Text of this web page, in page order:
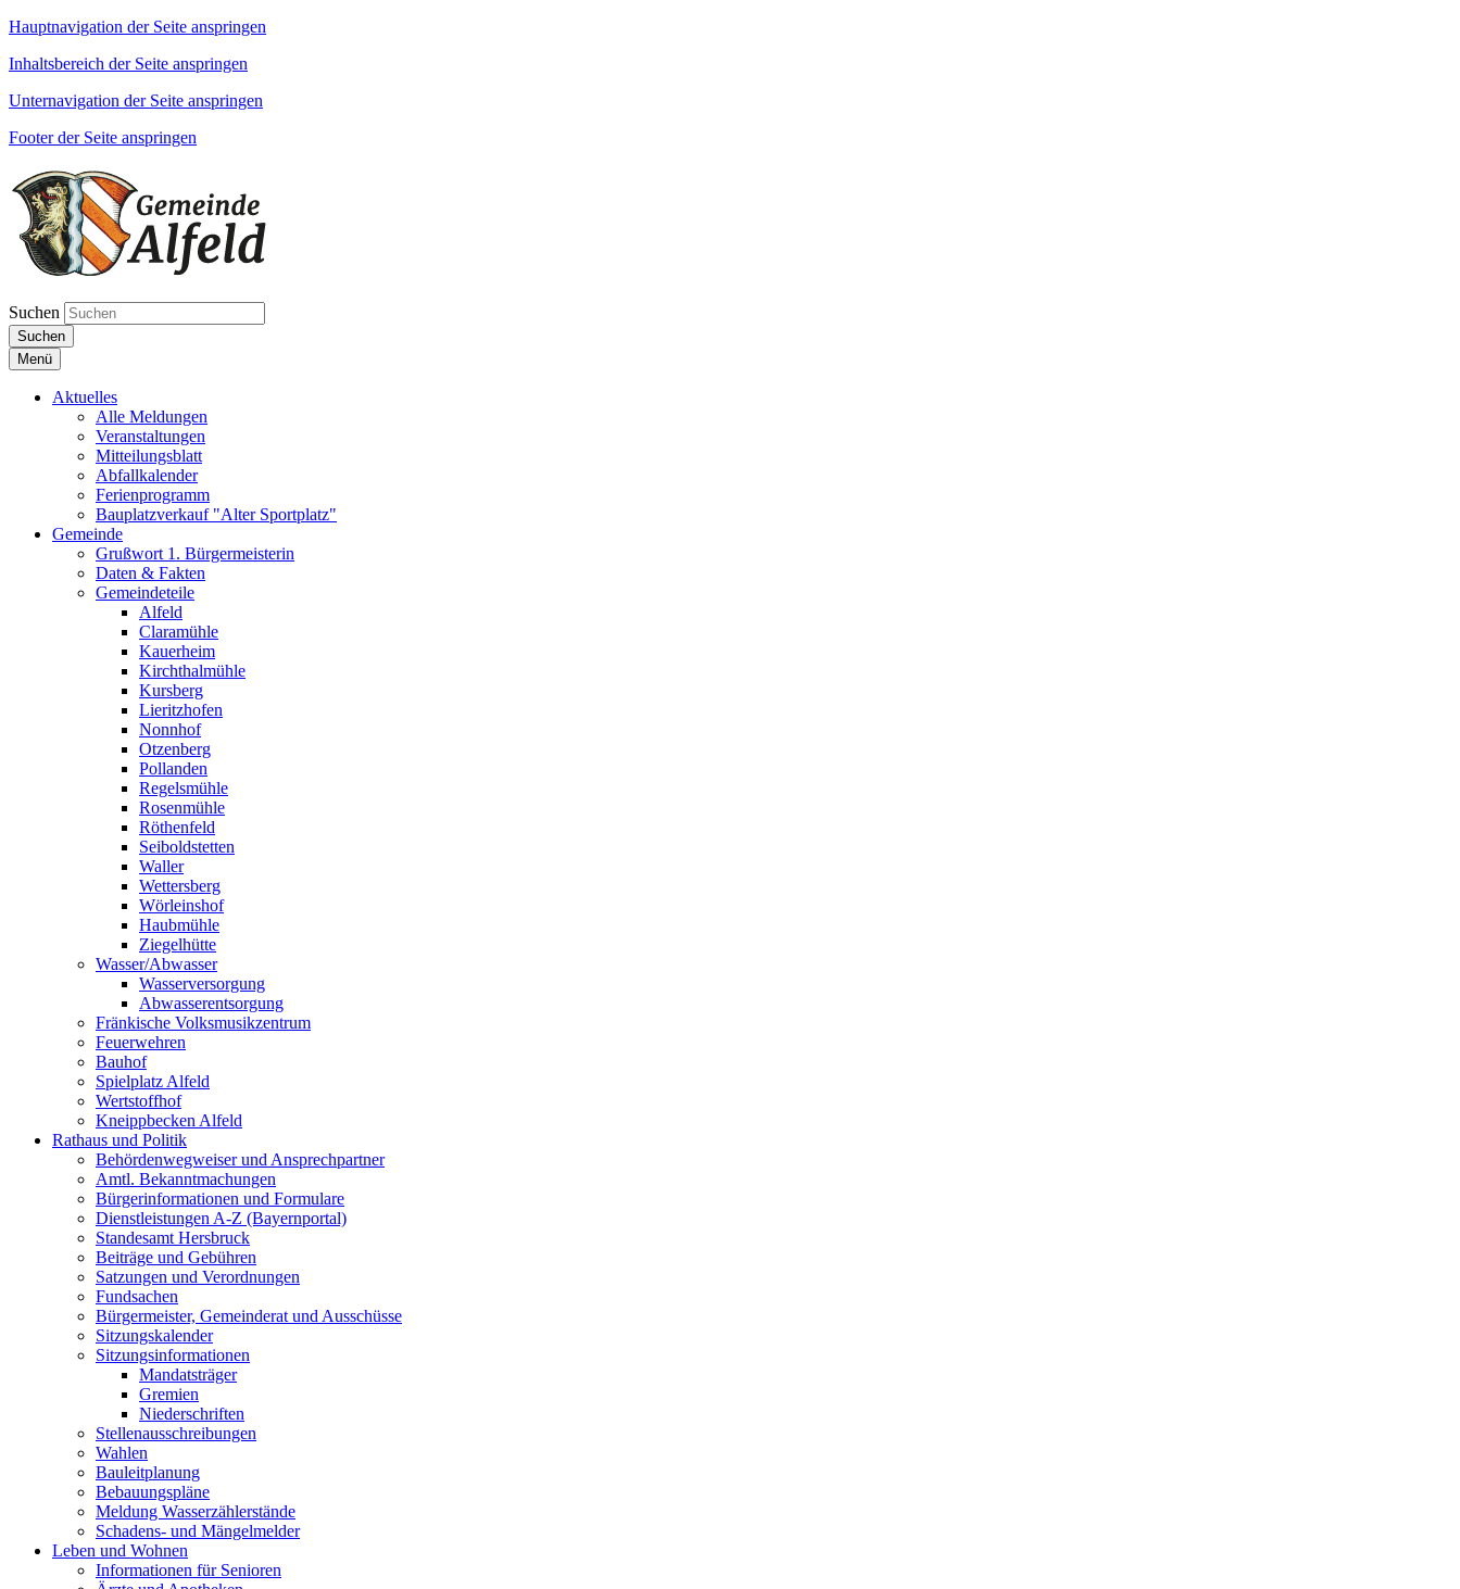
Hauptnavigation der Seite anspringen
Inhaltsbereich der Seite anspringen
Unternavigation der Seite anspringen
Footer der Seite anspringen
Suchen
Suchen
Menü
Aktuelles
Alle Meldungen
Veranstaltungen
Mitteilungsblatt
Abfallkalender
Ferienprogramm
Bauplatzverkauf "Alter Sportplatz"
Gemeinde
Grußwort 1. Bürgermeisterin
Daten & Fakten
Gemeindeteile
Alfeld
Claramühle
Kauerheim
Kirchthalmühle
Kursberg
Lieritzhofen
Nonnhof
Otzenberg
Pollanden
Regelsmühle
Rosenmühle
Röthenfeld
Seiboldstetten
Waller
Wettersberg
Wörleinshof
Haubmühle
Ziegelhütte
Wasser/Abwasser
Wasserversorgung
Abwasserentsorgung
Fränkische Volksmusikzentrum
Feuerwehren
Bauhof
Spielplatz Alfeld
Wertstoffhof
Kneippbecken Alfeld
Rathaus und Politik
Behördenwegweiser und Ansprechpartner
Amtl. Bekanntmachungen
Bürgerinformationen und Formulare
Dienstleistungen A-Z (Bayernportal)
Standesamt Hersbruck
Beiträge und Gebühren
Satzungen und Verordnungen
Fundsachen
Bürgermeister, Gemeinderat und Ausschüsse
Sitzungskalender
Sitzungsinformationen
Mandatsträger
Gremien
Niederschriften
Stellenausschreibungen
Wahlen
Bauleitplanung
Bebauungspläne
Meldung Wasserzählerstände
Schadens- und Mängelmelder
Leben und Wohnen
Informationen für Senioren